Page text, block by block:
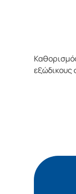
εξώδικους